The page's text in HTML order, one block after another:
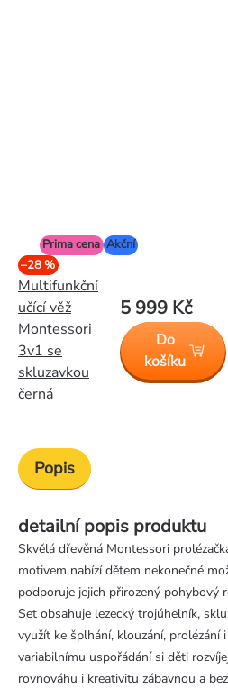
Prima cena Akční
–28 %
Multifunkční
učící věž
Montessori
3v1 se
skluzavkou
černá
5 999 Kč
Do
košíku
Popis
detailní popis produktu
Skvělá dřevěná Montessori
motivem nabízí dětem nekonečné
podporuje jejich přirozený pohybový
Set obsahuje lezecký trojúhelník,
využít ke šplhání, klouzání, prolézání
variabilnímu uspořádání si děti
rovnováhu i kreativitu zábavnou a